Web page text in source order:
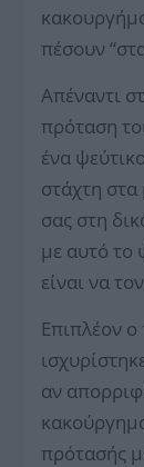
πέσουν
Απέναντι
πρόταση
ένα
στάχτη στα
σας στη
με αυτό το
είναι να
Επιπλέον
αν
πρότασής